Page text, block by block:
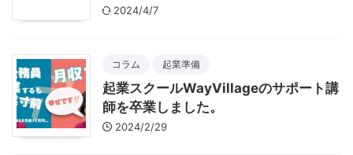
2024/4/7
コラム 起業準備
起業スクールWayVillageのサポート講
師を卒業しました。
2024/2/29